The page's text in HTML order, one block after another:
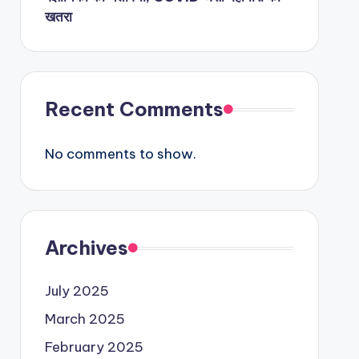
Recent Comments
No comments to show.
Archives
July 2025
March 2025
February 2025
January 2025